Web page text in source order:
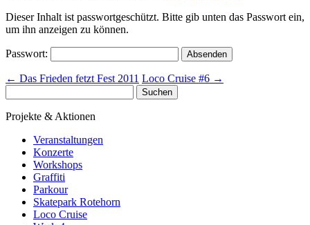
Dieser Inhalt ist passwortgeschützt. Bitte gib unten das Passwort ein,
um ihn anzeigen zu können.
Passwort:
← Das Frieden fetzt Fest 2011 Loco Cruise #6 →
nach:
Projekte & Aktionen
Veranstaltungen
Konzerte
Workshops
Graffiti
Parkour
Skatepark Rotehorn
Loco Cruise